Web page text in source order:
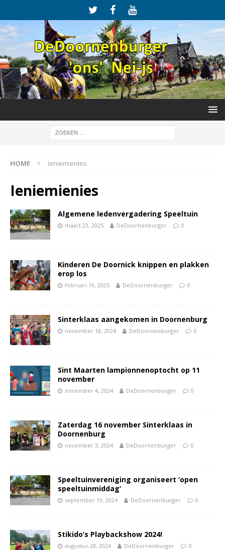
HOME Ieniemienies
Ieniemienies
Algemene ledenvergadering Speeltuin
maart 23, 2025 DeDoornenburger 0
Kinderen De Doornick knippen en plakken
erop los
februari 19, 2025 DeDoornenburger 0
Sinterklaas aangekomen in Doornenburg
november 18, 2024 DeDoornenburger 0
Sint Maarten lampionnenoptocht op 11
november
november 4, 2024 DeDoornenburger 0
Zaterdag 16 november Sinterklaas in
Doornenburg
november 3, 2024 DeDoornenburger 0
Speeltuinvereniging organiseert ‘open
speeltuinmiddag’
september 19, 2024 DeDoornenburger 0
Stikido’s Playbackshow 2024!
augustus 28, 2024 DeDoornenburger 0